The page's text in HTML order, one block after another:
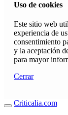
Uso de cookies
Este sitio web
experiencia de
consentimiento
y la aceptación
para mayor
Cerrar
Criticalia.com